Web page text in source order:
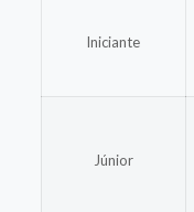
Iniciante
Júnior